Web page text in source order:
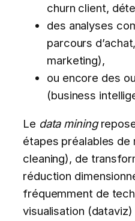
churn client,
des analyses
parcours
marketing),
ou encore des
(business
Le data mining
étapes préalables de
cleaning), de
réduction
fréquemment de
visualisation